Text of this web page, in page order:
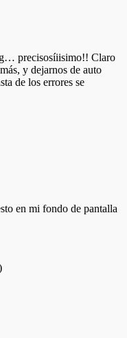
precisosíiisimo!! Claro
y dejarnos de auto
de los errores se
en mi fondo de pantalla